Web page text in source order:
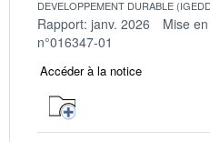
DEVELOPPEMENT DURABLE
Rapport: janv. 2026 Mise
n°016347-01
Accéder à la notice